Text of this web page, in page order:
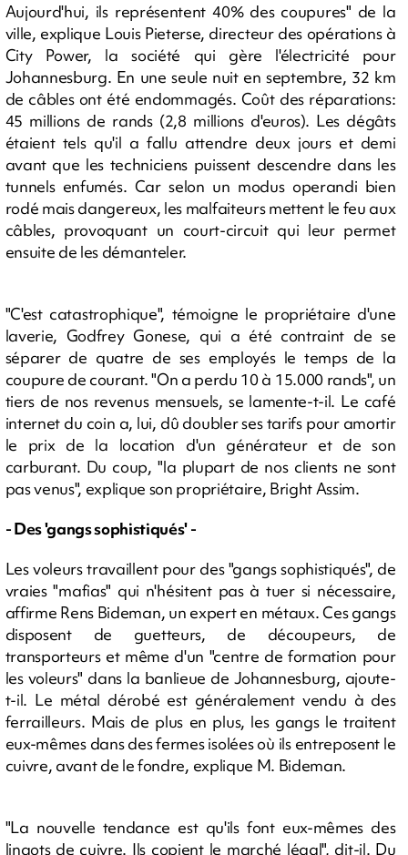
Aujourd'hui, ils représentent 40% des coupures" de la
ville, explique Louis Pieterse, directeur des opérations à
City Power, la société qui gère l'électricité pour
Johannesburg. En une seule nuit en septembre, 32 km
de câbles ont été endommagés. Coût des réparations:
45 millions de rands (2,8 millions d'euros). Les dégâts
étaient tels qu'il a fallu attendre deux jours et demi
avant que les techniciens puissent descendre dans les
tunnels enfumés. Car selon un modus operandi bien
rodé mais dangereux, les malfaiteurs mettent le feu aux
câbles, provoquant un court-circuit qui leur permet
ensuite de les démanteler.
"C'est catastrophique", témoigne le propriétaire d'une
laverie, Godfrey Gonese, qui a été contraint de se
séparer de quatre de ses employés le temps de la
coupure de courant. "On a perdu 10 à 15.000 rands", un
tiers de nos revenus mensuels, se lamente-t-il. Le café
internet du coin a, lui, dû doubler ses tarifs pour amortir
le prix de la location d'un générateur et de son
carburant. Du coup, "la plupart de nos clients ne sont
pas venus", explique son propriétaire, Bright Assim.
- Des 'gangs sophistiqués' -
Les voleurs travaillent pour des "gangs sophistiqués", de
vraies "mafias" qui n'hésitent pas à tuer si nécessaire,
affirme Rens Bideman, un expert en métaux. Ces gangs
disposent de guetteurs, de découpeurs, de
transporteurs et même d'un "centre de formation pour
les voleurs" dans la banlieue de Johannesburg, ajoute-
t-il. Le métal dérobé est généralement vendu à des
ferrailleurs. Mais de plus en plus, les gangs le traitent
eux-mêmes dans des fermes isolées où ils entreposent le
cuivre, avant de le fondre, explique M. Bideman.
"La nouvelle tendance est qu'ils font eux-mêmes des
lingots de cuivre. Ils copient le marché légal", dit-il. Du